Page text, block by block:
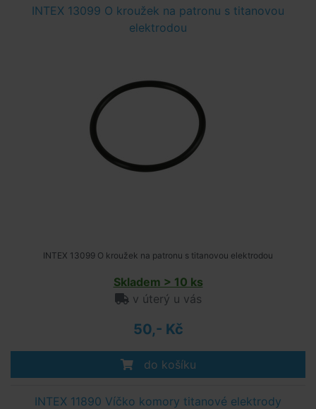
INTEX 13099 O kroužek na patronu s titanovou
elektrodou
INTEX 13099 O kroužek na patronu s titanovou elektrodou
Skladem > 10 ks
v úterý u vás
50,- Kč
do košíku
INTEX 11890 Víčko komory titanové elektrody